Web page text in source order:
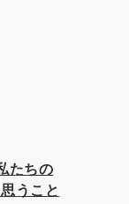
たちの
うこと